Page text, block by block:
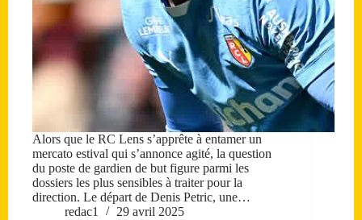
Alors que le RC Lens s’apprête à entamer un
mercato estival qui s’annonce agité, la question
du poste de gardien de but figure parmi les
dossiers les plus sensibles à traiter pour la
direction. Le départ de Denis Petric, une…
redac1
29 avril 2025